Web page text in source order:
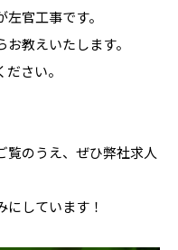
官工事です。
教えいたします。
さい。
覧のうえ、ぜひ弊社求人
しています！